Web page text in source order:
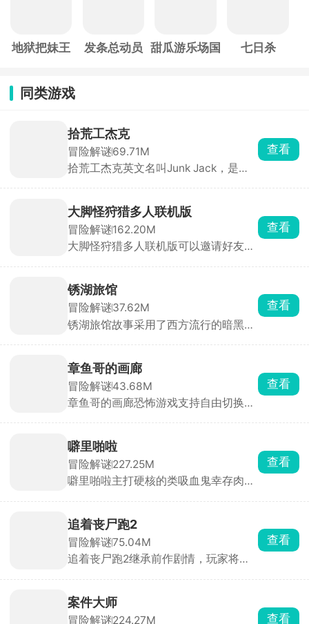
地狱把妹王 发条总动员
甜瓜游乐场国
七日杀
同类游戏
拾荒工杰克
冒险解谜69.71M
拾荒工杰克英文名叫Junk Jack，是一
星之间穿梭旅行，收集材料、捕鱼、养
牲畜、栽花、打怪、建住所，一切全靠
双手创造。玩法涵盖手工制作、烹调食
品、酿造药水，数百种珍品等你收集，
查看
大脚怪狩猎多人联机版
冒险解谜162.20M
大脚怪狩猎多人联机版可以邀请好友，
情况，则有一名好友需要扮演大脚怪，
其余的都是猎人，在丛林里开启紧张刺
激的生存冒险，一边探索一边搜集资
源，使用手中的武器去狩猎凶猛的大脚
候，趁机伤害他。
查看
锈湖旅馆
冒险解谜37.62M
锈湖旅馆故事采用了西方流行的暗黑童
员都是拟人化的动物形象，诡异的事情
在这个旅馆中发生了，作为大侦探的你
探索旅馆内的每一处角落，不放过任何
一个细节，收集证据，解开各种细思极
查看
章鱼哥的画廊
冒险解谜43.68M
章鱼哥的画廊恐怖游戏支持自由切换不
线索，解开一系列的谜题，触发更多的
隐藏惊喜彩蛋，与章鱼哥、海绵宝宝等
角色对话推动剧情，不同的选择还会影
响故事的走向。
查看
噼里啪啦
冒险解谜227.25M
噼里啪啦主打硬核的类吸血鬼幸存肉鸽
物，唯有战斗到底！游戏摒弃传统远程
风筝战术，强制近战交锋，即便拾取法
术技能，也需贴身释放，挑战你的操作
极限。海量装备随机掉落，每一次拾取
查看
追着丧尸跑2
冒险解谜75.04M
追着丧尸跑2继承前作剧情，玩家将置
场景，搜集水源、食物、药物和武器等
生存物资，同时与丧尸展开激烈战斗。
查看
案件大师
冒险解谜224.27M 查看